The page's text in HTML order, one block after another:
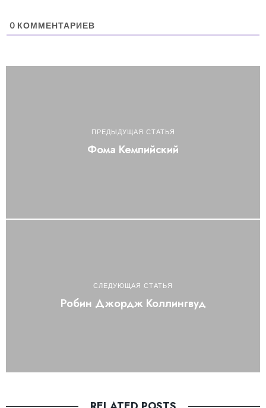
0 КОММЕНТАРИЕВ
ПРЕДЫДУЩАЯ СТАТЬЯ
Фома Кемпийский
СЛЕДУЮЩАЯ СТАТЬЯ
Робин Джордж Коллингвуд